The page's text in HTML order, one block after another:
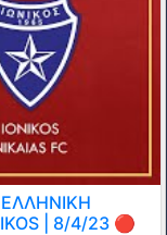
ΕΛΛΗΝΙΚΗ
| 8/4/23 🔴